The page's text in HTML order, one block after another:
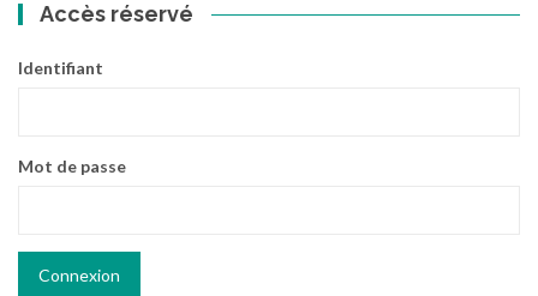
Accès réservé
Identifiant
Mot de passe